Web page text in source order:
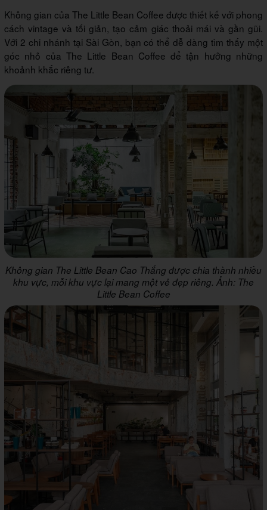
Không gian của The Little Bean Coffee được thiết kế với phong
cách vintage và tối giản, tạo cảm giác thoải mái và gần gũi.
Với 2 chi nhánh tại Sài Gòn, bạn có thể dễ dàng tìm thấy một
góc nhỏ của The Little Bean Coffee để tận hưởng những
khoảnh khắc riêng tư.
Không gian The Little Bean Cao Thắng được chia thành nhiều
khu vực, mỗi khu vực lại mang một vẻ đẹp riêng. Ảnh: The
Little Bean Coffee